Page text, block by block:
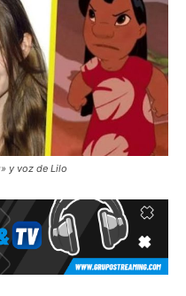
y voz de Lilo